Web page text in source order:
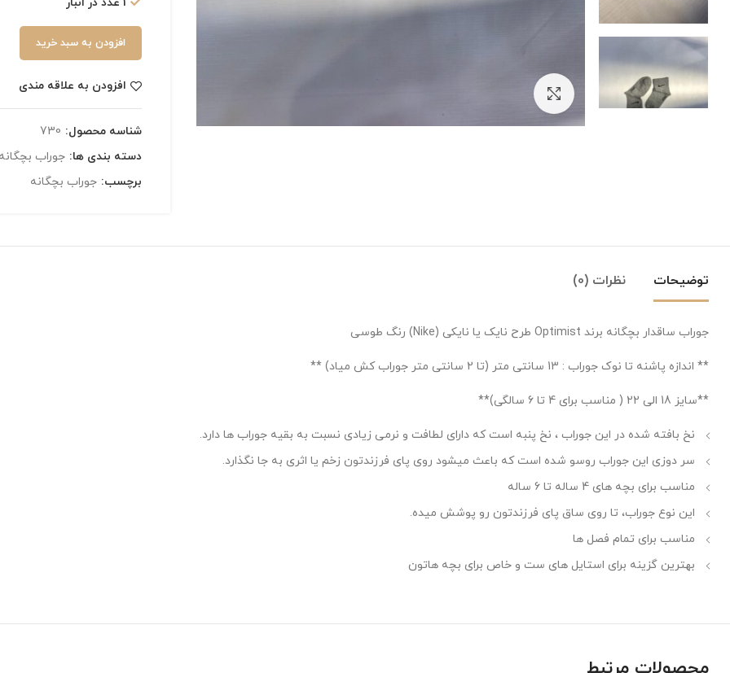
افزودن به سبد خرید
افزودن به علاقه مندی
شناسه محصول: 730
دسته بندی ها: جوراب
برچسب: جوراب بچگانه
توضیحات نظرات (0)
جوراب ساقدار بچگانه برند Optimist طرح نایک یا نایکی (Nike) رنگ طوسی
** اندازه پاشنه تا نوک جوراب : 13 سانتی متر (تا 2 سانتی متر جوراب کش میاد) **
**سایز 18 الی 22 ( مناسب برای 4 تا 6 سالگی)**
نخ بافته شده در این جوراب ، نخ پنبه است که دارای لطافت و نرمی زیادی نسبت به بقیه جوراب ها دارد.
سر دوزی این جوراب روسو شده است که باعث میشود روی پای فرزندتون زخم یا اثری به جا نگذارد.
مناسب برای بچه های 4 ساله تا 6 ساله
این نوع جوراب، تا روی ساق پای فرزندتون رو پوشش میده.
مناسب برای تمام فصل ها
بهترین گزینه برای استایل های ست و خاص برای بچه هاتون